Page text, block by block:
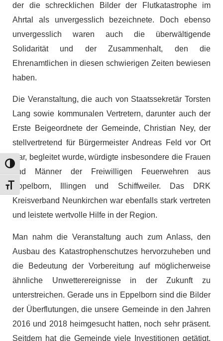
Umschalten auf hohe Kontraste
Schrift vergrößern
der die schrecklichen Bilder der Flutkatastrophe im
Ahrtal als unvergesslich bezeichnete. Doch ebenso
unvergesslich waren auch die überwältigende
Solidarität und der Zusammenhalt, den die
Ehrenamtlichen in diesen schwierigen Zeiten bewiesen
haben.
Die Veranstaltung, die auch von Staatssekretär Torsten
Lang sowie kommunalen Vertretern, darunter auch der
Erste Beigeordnete der Gemeinde, Christian Ney, der
stellvertretend für Bürgermeister Andreas Feld vor Ort
war, begleitet wurde, würdigte insbesondere die Frauen
und Männer der Freiwilligen Feuerwehren aus
Eppelborn, Illingen und Schiffweiler. Das DRK
Kreisverband Neunkirchen war ebenfalls stark vertreten
und leistete wertvolle Hilfe in der Region.
Man nahm die Veranstaltung auch zum Anlass, den
Ausbau des Katastrophenschutzes hervorzuheben und
die Bedeutung der Vorbereitung auf möglicherweise
ähnliche Unwetterereignisse in der Zukunft zu
unterstreichen. Gerade uns in Eppelborn sind die Bilder
der Überflutungen, die unsere Gemeinde in den Jahren
2016 und 2018 heimgesucht hatten, noch sehr präsent.
Seitdem hat die Gemeinde viele Investitionen getätigt,